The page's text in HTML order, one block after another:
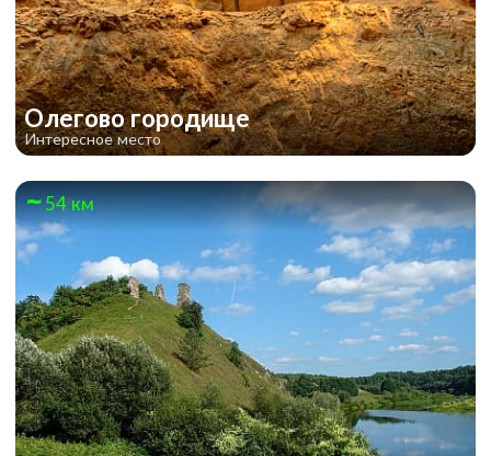
Олегово городище
Интересное место
54 км